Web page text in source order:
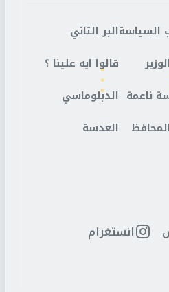
السياسة
ناعمة
البر التاني
قالوا ايه علينا ؟
الدبلوماسي
العدسة
انستغرام